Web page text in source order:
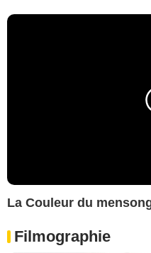
La Couleur du
Filmographie